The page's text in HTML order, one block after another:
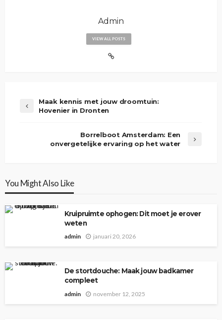
Admin
VIEW ALL POSTS
Maak kennis met jouw droomtuin:
Hovenier in Dronten
Borrelboot Amsterdam: Een
onvergetelijke ervaring op het water
You Might Also Like
Kruipruimte ophogen: Dit moet je erover
weten
admin januari 20, 2026
De stortdouche: Maak jouw badkamer
compleet
admin november 12, 2025